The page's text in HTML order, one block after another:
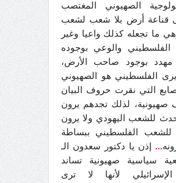
الصهيوني المغتصب
قناعة أرض بلا شعب لشعب
ما تجعله كذلك واعيا وغير
الفلسطيني والوعي بوجوده
مهدد بوجود صاحب الأرض،
الفلسطيني هو الصهيوني
التي نقرت حروف البيان
لذلك تجدهم يرون
للشعب اليهودي ولا يرون
الفلسطيني ببساطة
... إذن يا دكتور سعدون الـ
سياسية صهيونية تساند
الإسرائيلي لأنها لا ترى